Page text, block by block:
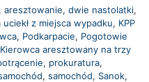
, aresztowanie, dwie nastolatki,
z miejsca wypadku, KPP
, Podkarpacie, Pogotowie
Kierowca aresztowany na trzy
, prokuratura,
, samochód, Sanok,